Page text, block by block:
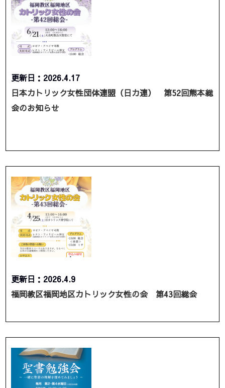
更新日：2026.4.17
日本カトリック女性団体連盟（日カ連） 第52回熊本総
会のお知らせ
更新日：2026.4.9
福岡教区福岡地区カトリック女性の会 第43回総会